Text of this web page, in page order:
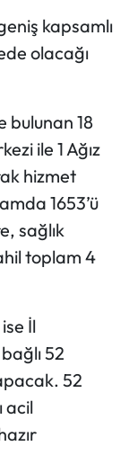
kapsamlı
olacağı
bulunan 18
ile 1 Ağız
hizmet
1653’ü
sağlık
toplam 4
İl
52
52
acil